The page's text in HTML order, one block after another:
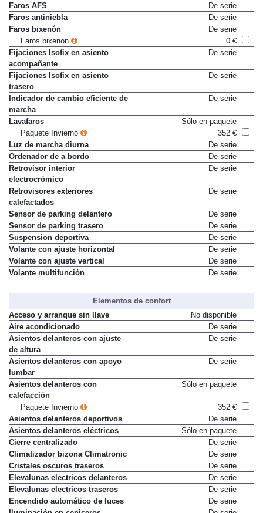
Faros AFS
De serie
Faros antiniebla
De serie
Faros bixenón
De serie
Faros bixenon
0 €
Fijaciones Isofix en asiento
acompañante
De serie
Fijaciones Isofix en asiento
trasero
De serie
Indicador de cambio eficiente de
marcha
De serie
Lavafaros
Sólo en paquete
Paquete Invierno
352 €
Luz de marcha diurna
De serie
Ordenador de a bordo
De serie
Retrovisor interior
electrocrómico
De serie
Retrovisores exteriores
calefactados
De serie
Sensor de parking delantero
De serie
Sensor de parking trasero
De serie
Suspension deportiva
De serie
Volante con ajuste horizontal
De serie
Volante con ajuste vertical
De serie
Volante multifunción
De serie
Elementos de confort
Acceso y arranque sin llave
No disponible
Aire acondicionado
De serie
Asientos delanteros con ajuste
de altura
De serie
Asientos delanteros con apoyo
lumbar
De serie
Asientos delanteros con
calefacción
Sólo en paquete
Paquete Invierno
352 €
Asientos delanteros deportivos
De serie
Asientos delanteros eléctricos
Sólo en paquete
Cierre centralizado
De serie
Climatizador bizona Climatronic
De serie
Cristales oscuros traseros
De serie
Elevalunas electricos delanteros
De serie
Elevalunas electricos traseros
De serie
Encendido automático de luces
De serie